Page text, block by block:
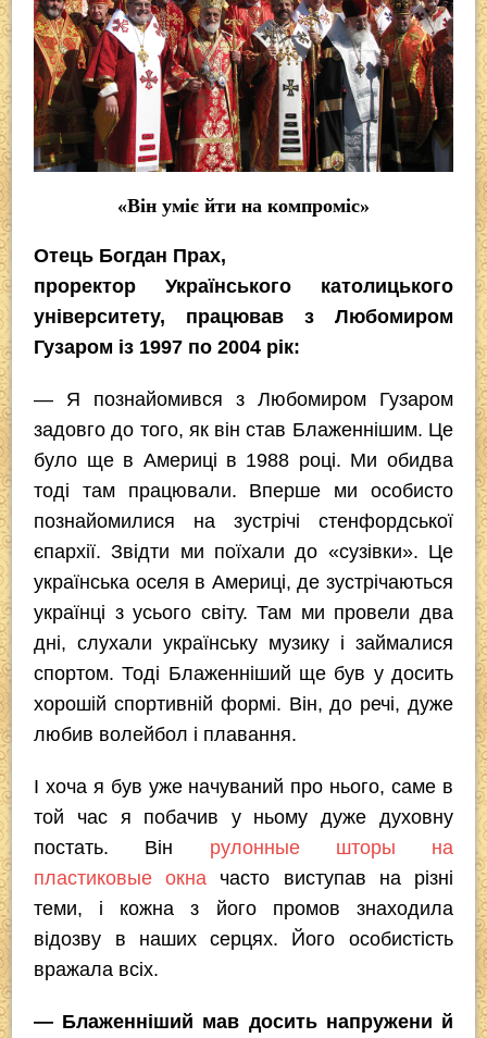
«Він уміє йти на компроміс»
Отець Богдан Прах,
проректор Українського католицького
університету, працював з Любомиром
Гузаром iз 1997 по 2004 рік:
— Я познайомився з Любомиром Гузаром
задовго до того, як він став Блаженнішим. Це
було ще в Америці в 1988 році. Ми обидва
тоді там працювали. Вперше ми особисто
познайомилися на зустрічі стенфордської
єпархії. Звідти ми поїхали до «сузівки». Це
українська оселя в Америці, де зустрічаються
українці з усього світу. Там ми провели два
дні, слухали українську музику і займалися
спортом. Тоді Блаженніший ще був у досить
хорошій спортивній формі. Він, до речі, дуже
любив волейбол і плавання. ­
І хоча я був уже начуваний про нього, саме в
той час я побачив у ньому дуже духовну
постать. Він рулонные шторы на
пластиковые окна часто виступав на різні
теми, і кожна з його промов знаходила
відозву в наших серцях. Його особистість
вражала всіх.
— Блаженніший мав досить напружени й